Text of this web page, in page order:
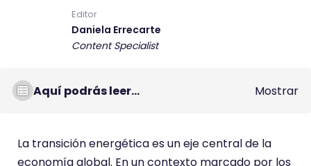
Editor
Daniela Errecarte
Content Specialist
Aquí podrás leer... Mostrar
La transición energética es un eje central de la
economía global. En un contexto marcado por los